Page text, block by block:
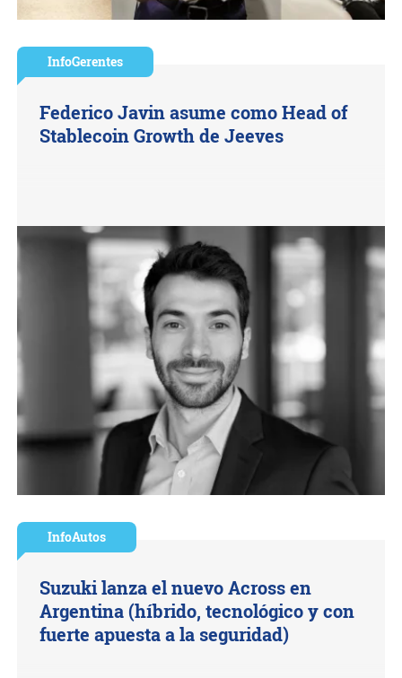
InfoGerentes
Federico Javin asume como Head of
Stablecoin Growth de Jeeves
InfoAutos
Suzuki lanza el nuevo Across en
Argentina (híbrido, tecnológico y con
fuerte apuesta a la seguridad)